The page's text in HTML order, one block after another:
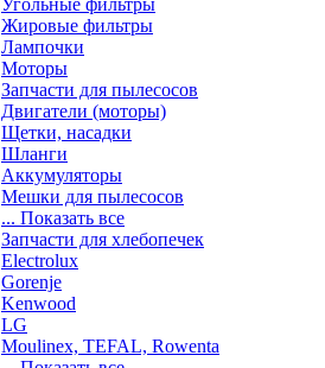
Угольные фильтры
Жировые фильтры
Лампочки
Моторы
Запчасти для пылесосов
Двигатели (моторы)
Щетки, насадки
Шланги
Аккумуляторы
Мешки для пылесосов
... Показать все
Запчасти для хлебопечек
Electrolux
Gorenje
Kenwood
LG
Moulinex, TEFAL, Rowenta